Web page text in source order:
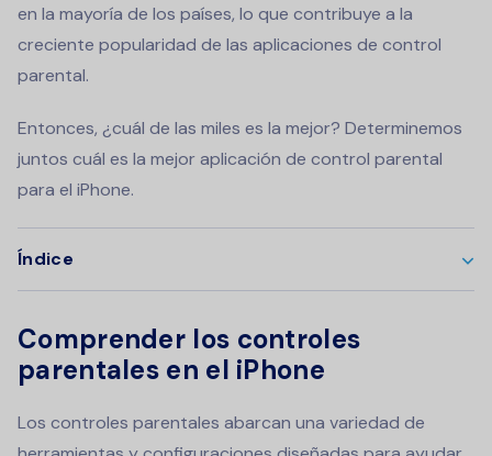
en la mayoría de los países, lo que contribuye a la
creciente popularidad de las aplicaciones de control
parental.
Entonces, ¿cuál de las miles es la mejor? Determinemos
juntos cuál es la mejor aplicación de control parental
para el iPhone.
Índice
Comprender los controles
parentales en el iPhone
Los controles parentales abarcan una variedad de